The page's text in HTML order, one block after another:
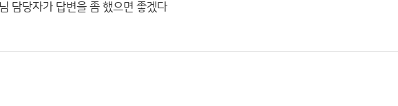
담당자가 답변을 좀 했으면 좋겠다